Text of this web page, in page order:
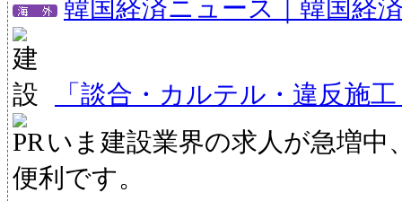
韓国経済ニュース｜韓国経
「談合・カルテル・違反施
いま建設業界の求人が急増中
便利です。